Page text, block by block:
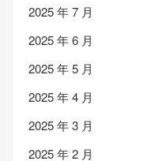
2025 年 7 月
2025 年 6 月
2025 年 5 月
2025 年 4 月
2025 年 3 月
2025 年 2 月